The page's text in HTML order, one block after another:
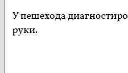
У пешехода
руки.